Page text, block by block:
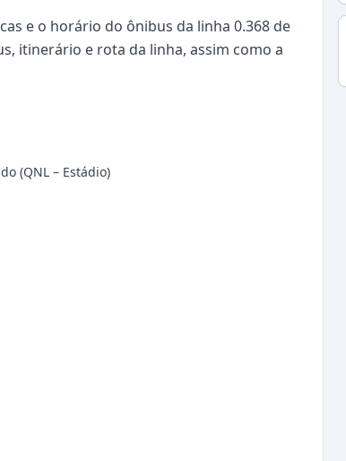
e o horário do ônibus da linha 0.368 de
itinerário e rota da linha, assim como a
(QNL – Estádio)